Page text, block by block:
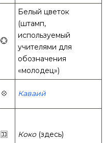
💮
Белый цветок
(штамп,
используемый
учителями для
обозначения
«молодец»)
💠 Каваий
🈁 Коко(здесь)